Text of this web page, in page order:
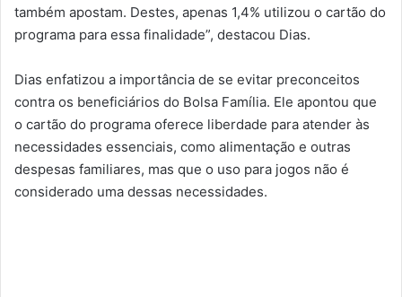
também apostam. Destes, apenas 1,4% utilizou o cartão do
programa para essa finalidade”, destacou Dias.
Dias enfatizou a importância de se evitar preconceitos
contra os beneficiários do Bolsa Família. Ele apontou que
o cartão do programa oferece liberdade para atender às
necessidades essenciais, como alimentação e outras
despesas familiares, mas que o uso para jogos não é
considerado uma dessas necessidades.